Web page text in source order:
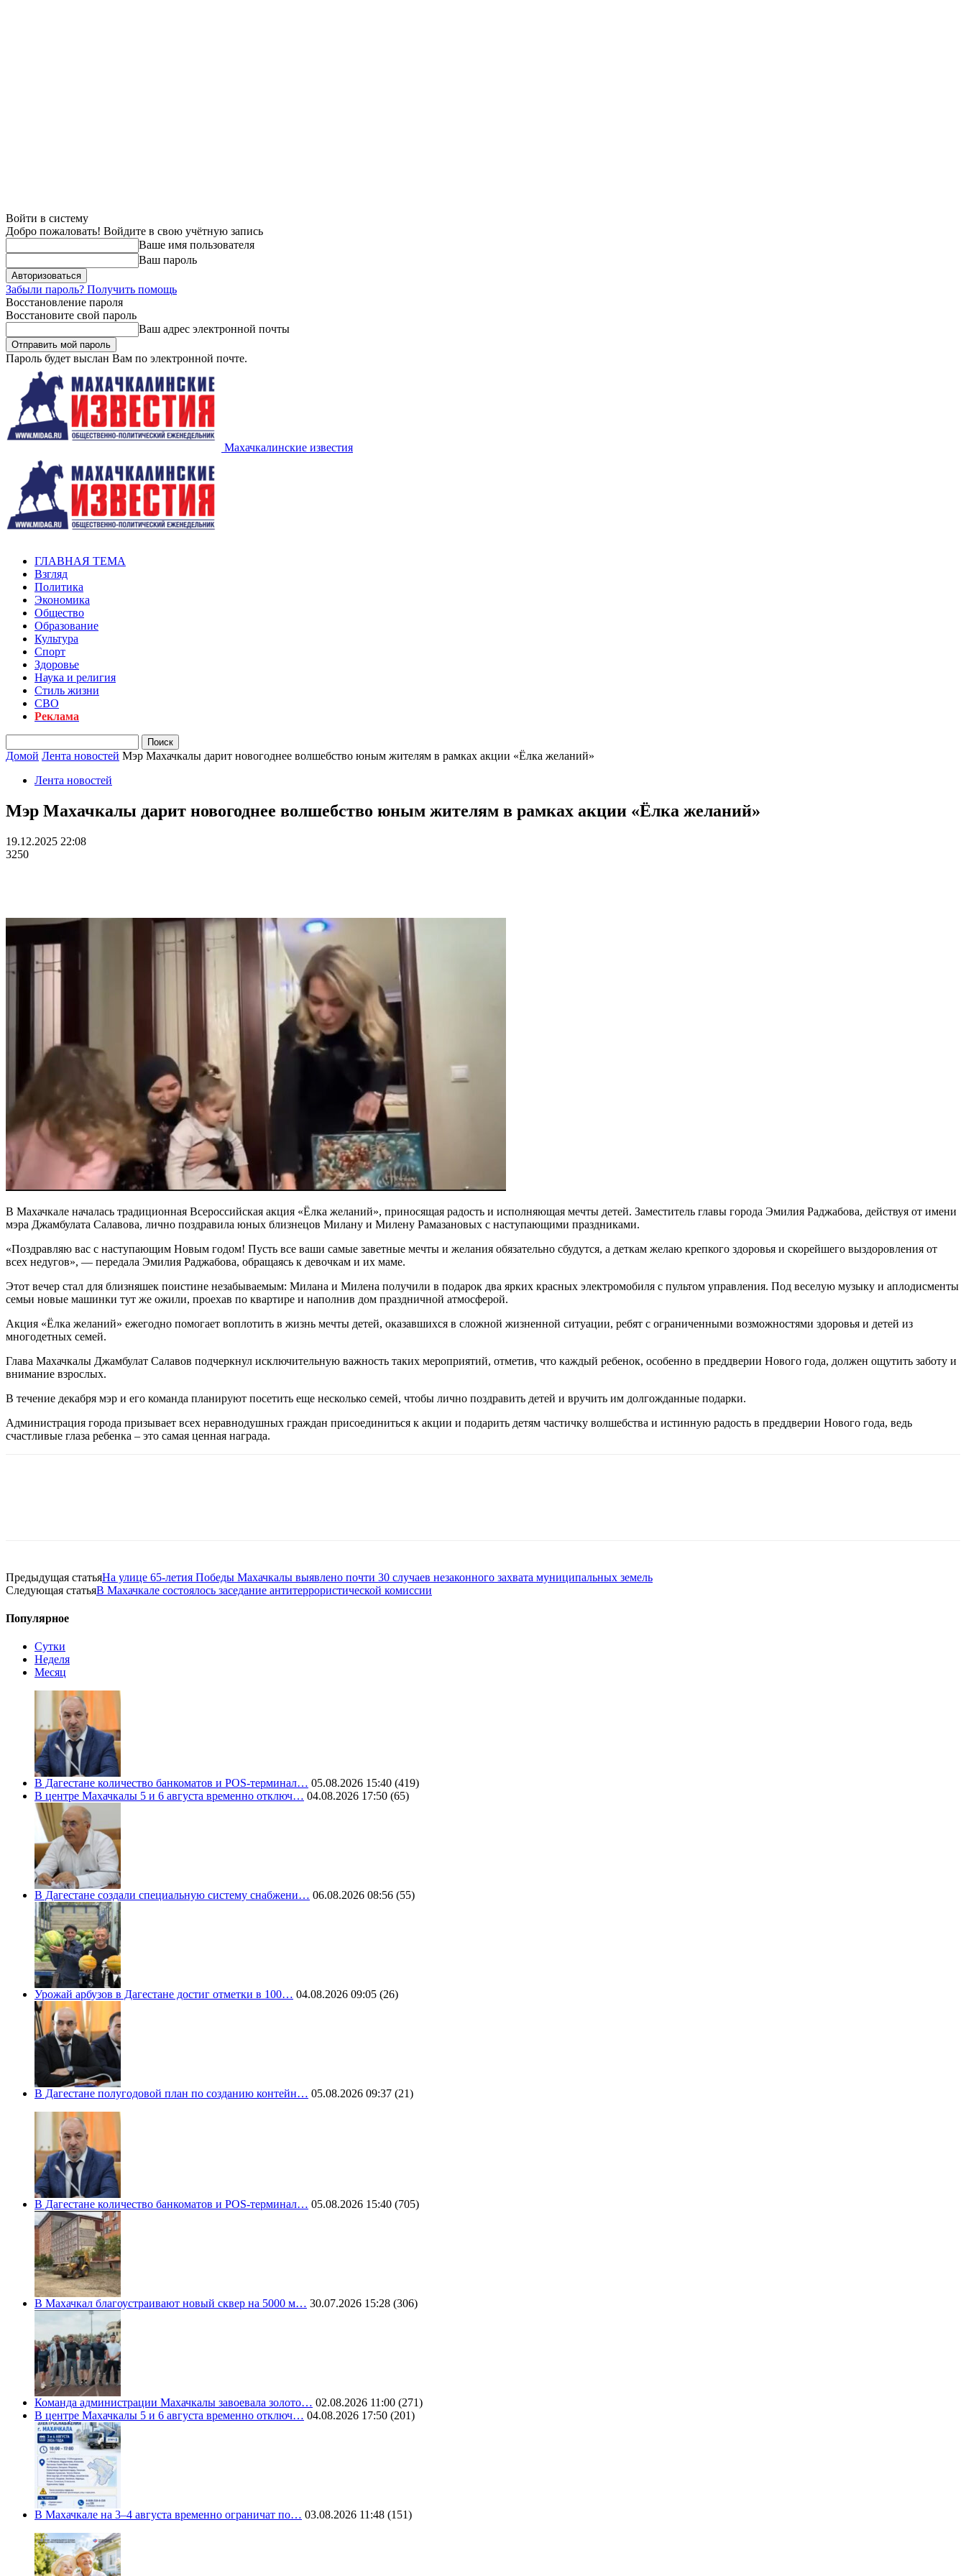
Войти в систему
Добро пожаловать! Войдите в свою учётную запись
Ваше имя пользователя
Ваш пароль
Забыли пароль? Получить помощь
Восстановление пароля
Восстановите свой пароль
Ваш адрес электронной почты
Пароль будет выслан Вам по электронной почте.
Махачкалинские известия
ГЛАВНАЯ ТЕМА
Взгляд
Политика
Экономика
Общество
Образование
Культура
Спорт
Здоровье
Наука и религия
Стиль жизни
СВО
Реклама
Домой Лента новостей Мэр Махачкалы дарит новогоднее волшебство юным жителям в рамках акции «Ёлка желаний»
Лента новостей
Мэр Махачкалы дарит новогоднее волшебство юным жителям в рамках акции «Ёлка желаний»
19.12.2025 22:08
3250
В Махачкале началась традиционная Всероссийская акция «Ёлка желаний», приносящая радость и исполняющая мечты детей. Заместитель главы города Эмилия Раджабова, действуя от имени
мэра Джамбулата Салавова, лично поздравила юных близнецов Милану и Милену Рамазановых с наступающими праздниками.
«Поздравляю вас с наступающим Новым годом! Пусть все ваши самые заветные мечты и желания обязательно сбудутся, а деткам желаю крепкого здоровья и скорейшего выздоровления от
всех недугов», — передала Эмилия Раджабова, обращаясь к девочкам и их маме.
Этот вечер стал для близняшек поистине незабываемым: Милана и Милена получили в подарок два ярких красных электромобиля с пультом управления. Под веселую музыку и аплодисменты
семьи новые машинки тут же ожили, проехав по квартире и наполнив дом праздничной атмосферой.
Акция «Ёлка желаний» ежегодно помогает воплотить в жизнь мечты детей, оказавшихся в сложной жизненной ситуации, ребят с ограниченными возможностями здоровья и детей из
многодетных семей.
Глава Махачкалы Джамбулат Салавов подчеркнул исключительную важность таких мероприятий, отметив, что каждый ребенок, особенно в преддверии Нового года, должен ощутить заботу и
внимание взрослых.
В течение декабря мэр и его команда планируют посетить еще несколько семей, чтобы лично поздравить детей и вручить им долгожданные подарки.
Администрация города призывает всех неравнодушных граждан присоединиться к акции и подарить детям частичку волшебства и истинную радость в преддверии Нового года, ведь
счастливые глаза ребенка – это самая ценная награда.
Предыдущая статьяНа улице 65-летия Победы Махачкалы выявлено почти 30 случаев незаконного захвата муниципальных земель
Следующая статьяВ Махачкале состоялось заседание антитеррористической комиссии
Популярное
Сутки
Неделя
Месяц
В Дагестане количество банкоматов и POS-терминал… 05.08.2026 15:40 (419)
В центре Махачкалы 5 и 6 августа временно отключ… 04.08.2026 17:50 (65)
В Дагестане создали специальную систему снабжени… 06.08.2026 08:56 (55)
Урожай арбузов в Дагестане достиг отметки в 100… 04.08.2026 09:05 (26)
В Дагестане полугодовой план по созданию контейн… 05.08.2026 09:37 (21)
В Дагестане количество банкоматов и POS-терминал… 05.08.2026 15:40 (705)
В Махачкал благоустраивают новый сквер на 5000 м… 30.07.2026 15:28 (306)
Команда администрации Махачкалы завоевала золото… 02.08.2026 11:00 (271)
В центре Махачкалы 5 и 6 августа временно отключ… 04.08.2026 17:50 (201)
В Махачкале на 3–4 августа временно ограничат по… 03.08.2026 11:48 (151)